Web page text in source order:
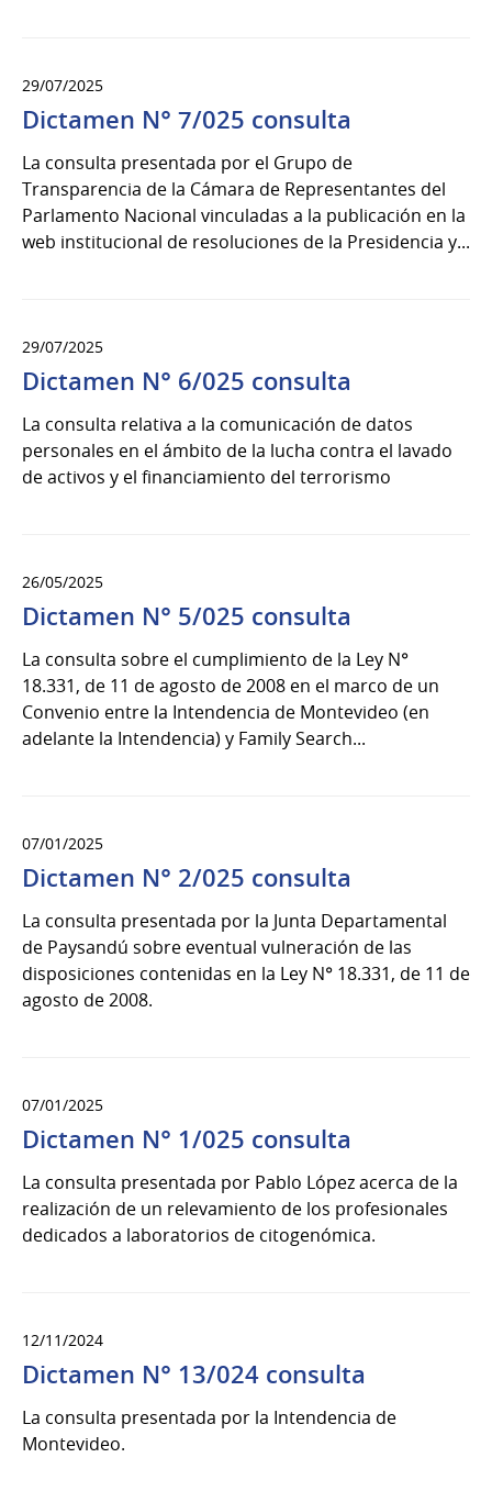
29/07/2025
Dictamen N° 7/025 consulta
La consulta presentada por el Grupo de
Transparencia de la Cámara de Representantes del
Parlamento Nacional vinculadas a la publicación en la
web institucional de resoluciones de la Presidencia y...
29/07/2025
Dictamen N° 6/025 consulta
La consulta relativa a la comunicación de datos
personales en el ámbito de la lucha contra el lavado
de activos y el financiamiento del terrorismo
26/05/2025
Dictamen N° 5/025 consulta
La consulta sobre el cumplimiento de la Ley N°
18.331, de 11 de agosto de 2008 en el marco de un
Convenio entre la Intendencia de Montevideo (en
adelante la Intendencia) y Family Search...
07/01/2025
Dictamen N° 2/025 consulta
La consulta presentada por la Junta Departamental
de Paysandú sobre eventual vulneración de las
disposiciones contenidas en la Ley N° 18.331, de 11 de
agosto de 2008.
07/01/2025
Dictamen N° 1/025 consulta
La consulta presentada por Pablo López acerca de la
realización de un relevamiento de los profesionales
dedicados a laboratorios de citogenómica.
12/11/2024
Dictamen N° 13/024 consulta
La consulta presentada por la Intendencia de
Montevideo.